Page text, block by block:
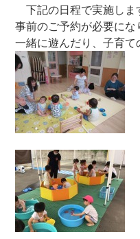
下記の日程で実施しま
事前のご予約が必要に
一緒に遊んだり、子育